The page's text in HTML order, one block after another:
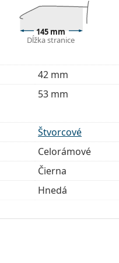
balenia, je ideálna
handričky obsahovať
Pred použitím si
145 mm
Dĺžka stranice
42 mm
53 mm
Štvorcové
Celorámové
Čierna
Hnedá